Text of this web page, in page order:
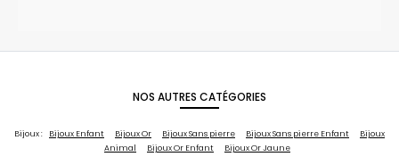
NOS AUTRES CATÉGORIES
Bijoux : Bijoux Enfant Bijoux Or Bijoux Sans pierre Bijoux Sans pierre Enfant
Bijoux
Animal
Bijoux Or Enfant Bijoux Or Jaune